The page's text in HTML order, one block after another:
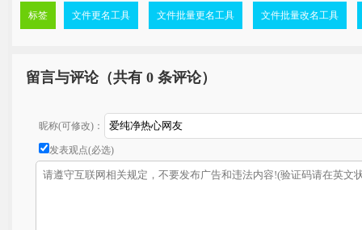
标签 文件更名工具 文件批量更名工具 文件批量改名工具
留言与评论（共有 0 条评论）
昵称(可修改)：
发表观点(必选)